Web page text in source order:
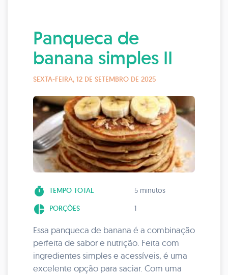
Panqueca de
banana simples II
SEXTA-FEIRA, 12 DE SETEMBRO DE 2025
timer TEMPO TOTAL 5 minutos
pie_chart PORÇÕES 1
Essa panqueca de banana é a combinação
perfeita de sabor e nutrição. Feita com
ingredientes simples e acessíveis, é uma
excelente opção para saciar. Com uma